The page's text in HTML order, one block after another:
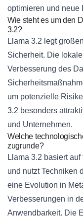
optimieren und neue
Wie steht es um den
3.2?
Llama 3.2 legt
Sicherheit. Die
Verbesserung des
um potenzielle
3.2 besonders
und Unternehmen.
Welche
zugrunde?
Llama 3.2 basiert
und nutzt Techniken
eine Evolution in
Verbesserungen in
Anwendbarkeit. Die